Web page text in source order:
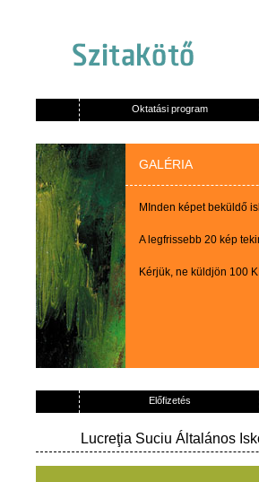
Oktatási program
GALÉRIA
MInden képet beküldő
A legfrissebb 20 kép
Kérjük, ne küldjön 100
Előfizetés
Lucreţia Suciu Általános